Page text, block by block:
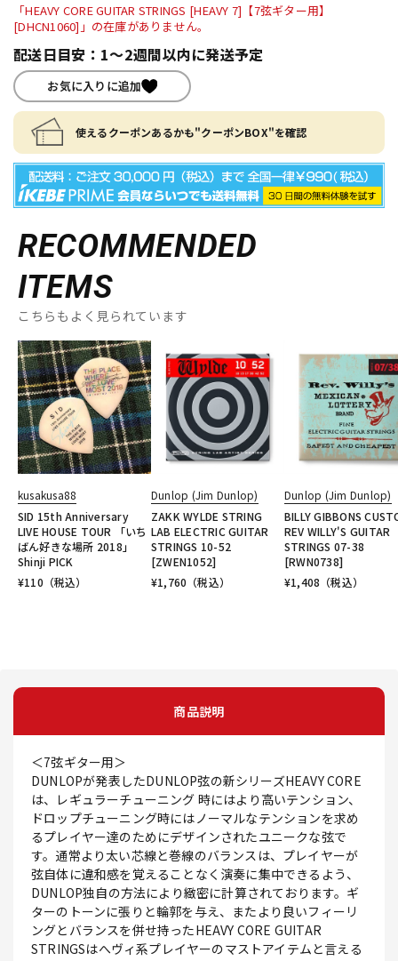
「HEAVY CORE GUITAR STRINGS [HEAVY 7]【7弦ギター用】
[DHCN1060]」の在庫がありません。
配送日目安：1～2週間以内に発送予定
お気に入りに追加
使えるクーポンあるかも"クーポンBOX"を確認
RECOMMENDED
ITEMS
こちらもよく見られています
kusakusa88
SID 15th Anniversary
LIVE HOUSE TOUR 「いち
ばん好きな場所 2018」
Shinji PICK
¥110 （税込）
Dunlop (Jim Dunlop)
ZAKK WYLDE STRING
LAB ELECTRIC GUITAR
STRINGS 10-52
[ZWEN1052]
¥1,760 （税込）
Dunlop (Jim Dunlop)
BILLY GIBBONS
REV WILLY'S GUITAR
STRINGS 07-38
[RWN0738]
¥1,408 （税込）
商品説明
＜7弦ギター用＞
DUNLOPが発表したDUNLOP弦の新シリーズHEAVY CORE
は、レギュラーチューニング 時にはより高いテンション、
ドロップチューニング時にはノーマルなテンションを求め
るプレイヤー達のためにデザインされたユニークな弦で
す。通常より太い芯線と巻線のバランスは、プレイヤーが
弦自体に違和感を覚えることなく演奏に集中できるよう、
DUNLOP独自の方法により緻密に計算されております。ギ
ターのトーンに張りと輪郭を与え、またより良いフィーリ
ングとバランスを併せ持ったHEAVY CORE GUITAR
STRINGSはへヴィ系プレイヤーのマストアイテムと言える